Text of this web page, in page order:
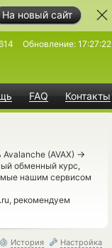
На новый сайт
FAQ Контакты
Обновление: 17:27:22
(AVAX) →
обменный курс,
нашим сервисом
рекомендуем
История Настройка